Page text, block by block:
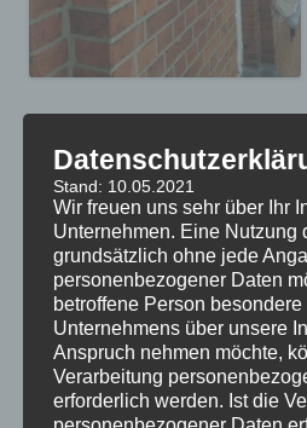
ausgeprägten Wasser-
Wall Protect das Mauerwerk vor
durch wasserlösliche
Befall durch Mikroorganismen.
Die bauphysikalischen
Wasserdampfdurchlässigkeit
beeinflusst und das optische
erhalten.
Stand: 10.05.2021
Wir freuen uns sehr über Ihr
Unternehmen. Eine Nutzung
grundsätzlich ohne jede
personenbezogener Daten
betroffene Person
Unternehmens über unsere
Anspruch nehmen möchte,
Verarbeitung
erforderlich werden. Ist die